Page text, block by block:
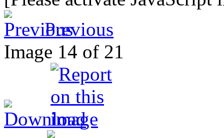
Previous
Image 14 of 21